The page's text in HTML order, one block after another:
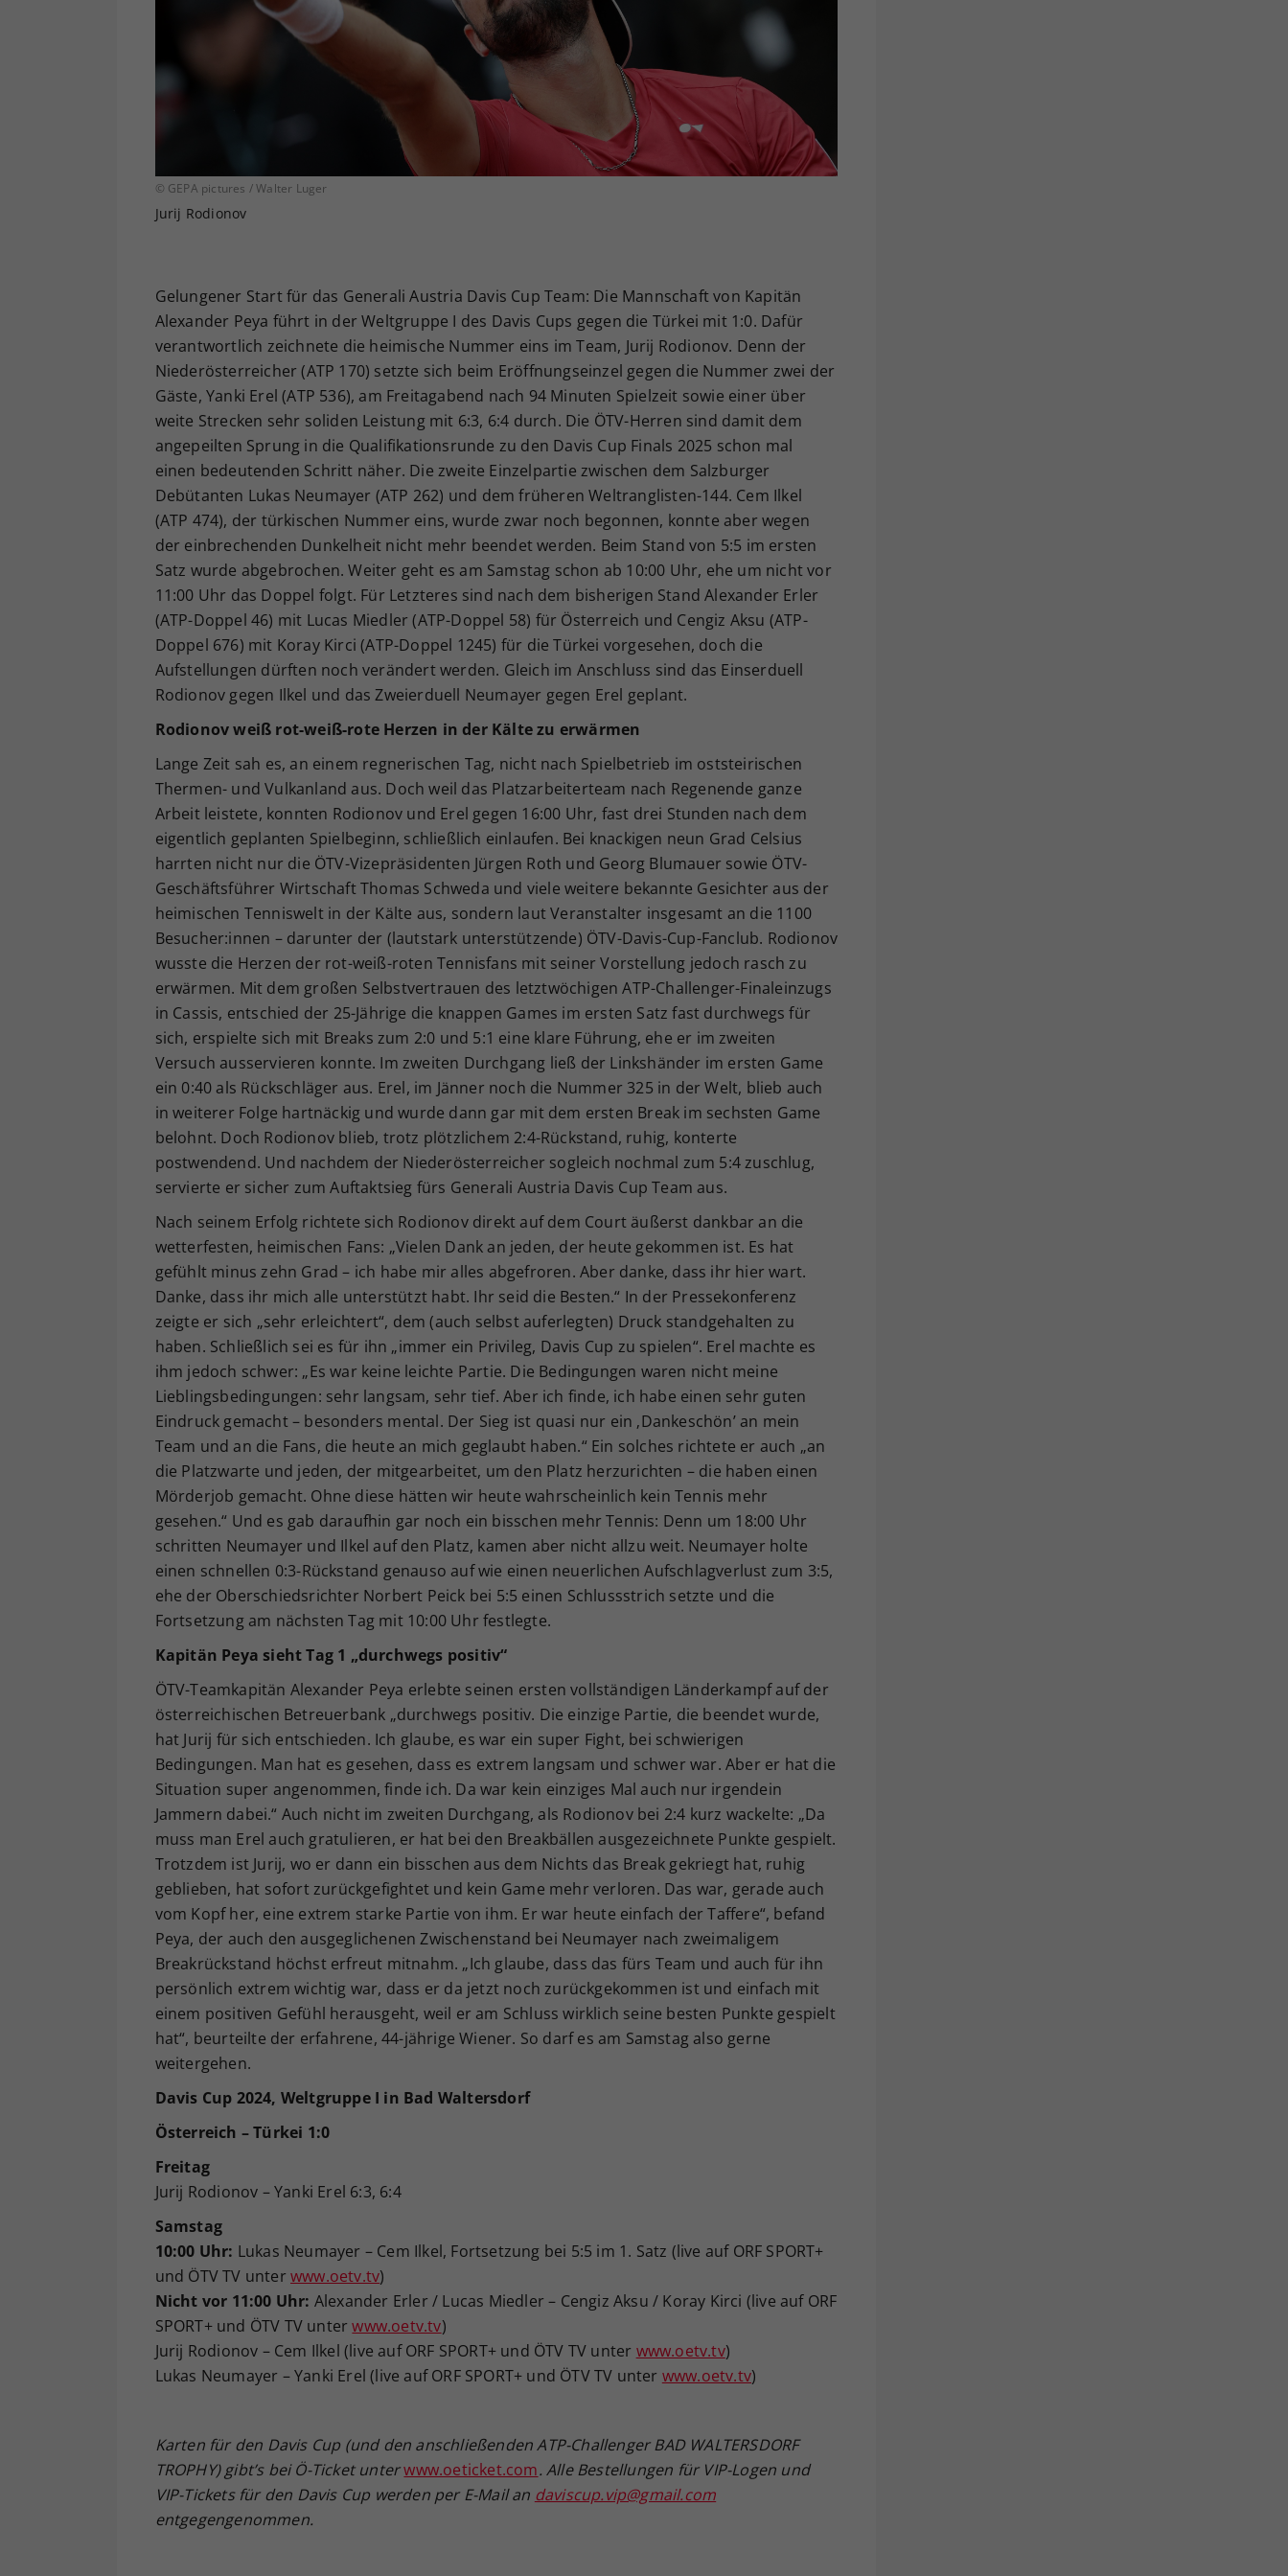
© GEPA pictures / Walter Luger
Jurij Rodionov
Gelungener Start für das Generali Austria Davis Cup Team: Die Mannschaft von Kapitän
Alexander Peya führt in der Weltgruppe I des Davis Cups gegen die Türkei mit 1:0. Dafür
verantwortlich zeichnete die heimische Nummer eins im Team, Jurij Rodionov. Denn der
Niederösterreicher (ATP 170) setzte sich beim Eröffnungseinzel gegen die Nummer zwei der
Gäste, Yanki Erel (ATP 536), am Freitagabend nach 94 Minuten Spielzeit sowie einer über
weite Strecken sehr soliden Leistung mit 6:3, 6:4 durch. Die ÖTV-Herren sind damit dem
angepeilten Sprung in die Qualifikationsrunde zu den Davis Cup Finals 2025 schon mal
einen bedeutenden Schritt näher. Die zweite Einzelpartie zwischen dem Salzburger
Debütanten Lukas Neumayer (ATP 262) und dem früheren Weltranglisten-144. Cem Ilkel
(ATP 474), der türkischen Nummer eins, wurde zwar noch begonnen, konnte aber wegen
der einbrechenden Dunkelheit nicht mehr beendet werden. Beim Stand von 5:5 im ersten
Satz wurde abgebrochen. Weiter geht es am Samstag schon ab 10:00 Uhr, ehe um nicht vor
11:00 Uhr das Doppel folgt. Für Letzteres sind nach dem bisherigen Stand Alexander Erler
(ATP-Doppel 46) mit Lucas Miedler (ATP-Doppel 58) für Österreich und Cengiz Aksu (ATP-
Doppel 676) mit Koray Kirci (ATP-Doppel 1245) für die Türkei vorgesehen, doch die
Aufstellungen dürften noch verändert werden. Gleich im Anschluss sind das Einserduell
Rodionov gegen Ilkel und das Zweierduell Neumayer gegen Erel geplant.
Rodionov weiß rot-weiß-rote Herzen in der Kälte zu erwärmen
Lange Zeit sah es, an einem regnerischen Tag, nicht nach Spielbetrieb im oststeirischen
Thermen- und Vulkanland aus. Doch weil das Platzarbeiterteam nach Regenende ganze
Arbeit leistete, konnten Rodionov und Erel gegen 16:00 Uhr, fast drei Stunden nach dem
eigentlich geplanten Spielbeginn, schließlich einlaufen. Bei knackigen neun Grad Celsius
harrten nicht nur die ÖTV-Vizepräsidenten Jürgen Roth und Georg Blumauer sowie ÖTV-
Geschäftsführer Wirtschaft Thomas Schweda und viele weitere bekannte Gesichter aus der
heimischen Tenniswelt in der Kälte aus, sondern laut Veranstalter insgesamt an die 1100
Besucher:innen – darunter der (lautstark unterstützende) ÖTV-Davis-Cup-Fanclub. Rodionov
wusste die Herzen der rot-weiß-roten Tennisfans mit seiner Vorstellung jedoch rasch zu
erwärmen. Mit dem großen Selbstvertrauen des letztwöchigen ATP-Challenger-Finaleinzugs
in Cassis, entschied der 25-Jährige die knappen Games im ersten Satz fast durchwegs für
sich, erspielte sich mit Breaks zum 2:0 und 5:1 eine klare Führung, ehe er im zweiten
Versuch ausservieren konnte. Im zweiten Durchgang ließ der Linkshänder im ersten Game
ein 0:40 als Rückschläger aus. Erel, im Jänner noch die Nummer 325 in der Welt, blieb auch
in weiterer Folge hartnäckig und wurde dann gar mit dem ersten Break im sechsten Game
belohnt. Doch Rodionov blieb, trotz plötzlichem 2:4-Rückstand, ruhig, konterte
postwendend. Und nachdem der Niederösterreicher sogleich nochmal zum 5:4 zuschlug,
servierte er sicher zum Auftaktsieg fürs Generali Austria Davis Cup Team aus.
Nach seinem Erfolg richtete sich Rodionov direkt auf dem Court äußerst dankbar an die
wetterfesten, heimischen Fans: „Vielen Dank an jeden, der heute gekommen ist. Es hat
gefühlt minus zehn Grad – ich habe mir alles abgefroren. Aber danke, dass ihr hier wart.
Danke, dass ihr mich alle unterstützt habt. Ihr seid die Besten.“ In der Pressekonferenz
zeigte er sich „sehr erleichtert“, dem (auch selbst auferlegten) Druck standgehalten zu
haben. Schließlich sei es für ihn „immer ein Privileg, Davis Cup zu spielen“. Erel machte es
ihm jedoch schwer: „Es war keine leichte Partie. Die Bedingungen waren nicht meine
Lieblingsbedingungen: sehr langsam, sehr tief. Aber ich finde, ich habe einen sehr guten
Eindruck gemacht – besonders mental. Der Sieg ist quasi nur ein ‚Dankeschön’ an mein
Team und an die Fans, die heute an mich geglaubt haben.“ Ein solches richtete er auch „an
die Platzwarte und jeden, der mitgearbeitet, um den Platz herzurichten – die haben einen
Mörderjob gemacht. Ohne diese hätten wir heute wahrscheinlich kein Tennis mehr
gesehen.“ Und es gab daraufhin gar noch ein bisschen mehr Tennis: Denn um 18:00 Uhr
schritten Neumayer und Ilkel auf den Platz, kamen aber nicht allzu weit. Neumayer holte
einen schnellen 0:3-Rückstand genauso auf wie einen neuerlichen Aufschlagverlust zum 3:5,
ehe der Oberschiedsrichter Norbert Peick bei 5:5 einen Schlussstrich setzte und die
Fortsetzung am nächsten Tag mit 10:00 Uhr festlegte.
Kapitän Peya sieht Tag 1 „durchwegs positiv“
ÖTV-Teamkapitän Alexander Peya erlebte seinen ersten vollständigen Länderkampf auf der
österreichischen Betreuerbank „durchwegs positiv. Die einzige Partie, die beendet wurde,
hat Jurij für sich entschieden. Ich glaube, es war ein super Fight, bei schwierigen
Bedingungen. Man hat es gesehen, dass es extrem langsam und schwer war. Aber er hat die
Situation super angenommen, finde ich. Da war kein einziges Mal auch nur irgendein
Jammern dabei.“ Auch nicht im zweiten Durchgang, als Rodionov bei 2:4 kurz wackelte: „Da
muss man Erel auch gratulieren, er hat bei den Breakbällen ausgezeichnete Punkte gespielt.
Trotzdem ist Jurij, wo er dann ein bisschen aus dem Nichts das Break gekriegt hat, ruhig
geblieben, hat sofort zurückgefightet und kein Game mehr verloren. Das war, gerade auch
vom Kopf her, eine extrem starke Partie von ihm. Er war heute einfach der Taffere“, befand
Peya, der auch den ausgeglichenen Zwischenstand bei Neumayer nach zweimaligem
Breakrückstand höchst erfreut mitnahm. „Ich glaube, dass das fürs Team und auch für ihn
persönlich extrem wichtig war, dass er da jetzt noch zurückgekommen ist und einfach mit
einem positiven Gefühl herausgeht, weil er am Schluss wirklich seine besten Punkte gespielt
hat“, beurteilte der erfahrene, 44-jährige Wiener. So darf es am Samstag also gerne
weitergehen.
Davis Cup 2024, Weltgruppe I in Bad Waltersdorf
Österreich – Türkei 1:0
Freitag
Jurij Rodionov – Yanki Erel 6:3, 6:4
Samstag
10:00 Uhr: Lukas Neumayer – Cem Ilkel, Fortsetzung bei 5:5 im 1. Satz (live auf ORF SPORT+
und ÖTV TV unter www.oetv.tv)
Nicht vor 11:00 Uhr: Alexander Erler / Lucas Miedler – Cengiz Aksu / Koray Kirci (live auf ORF
SPORT+ und ÖTV TV unterwww.oetv.tv)
Jurij Rodionov – Cem Ilkel (live auf ORF SPORT+ und ÖTV TV unter www.oetv.tv)
Lukas Neumayer – Yanki Erel (live auf ORF SPORT+ und ÖTV TV unter www.oetv.tv)
Karten für den Davis Cup (und den anschließenden ATP-Challenger BAD WALTERSDORF
TROPHY) gibt’s bei Ö-Ticket unterwww.oeticket.com. Alle Bestellungen für VIP-Logen und
VIP-Tickets für den Davis Cup werden per E-Mail an daviscup.vip@gmail.com
entgegengenommen.
Ihrer vorgenommen Einstellungen, falls der
Webseiten-Betreiber dies eingestellt hat.